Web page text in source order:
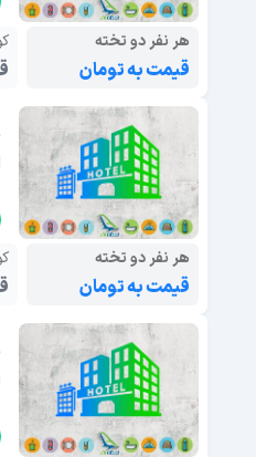
هر نفر دو تخته
قیمت به تومان
هر نفر دو تخته
قیمت به تومان